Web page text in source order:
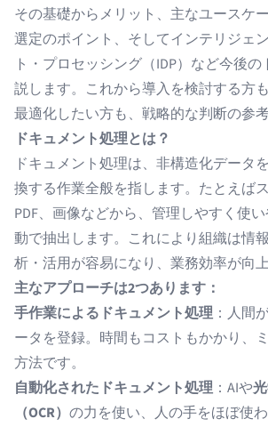
その基礎からメリット、主なユースケ
選定のポイント、そしてインテリジェ
ト・プロセッシング（IDP） など今後の
説します。これから導入を検討する方
最適化したい方も、戦略的な判断の参
ドキュメント処理とは？
ドキュメント処理は、 非構造化データ
換する作業全般を指します。たとえばス
PDF、画像などから、管理しやすく使
動で抽出します。これにより組織は情
析・活用が容易になり、業務効率が向上
主なアプローチは2つあります：
手作業によるドキュメント処理 ：人間
ータを登録。時間もコストもかかり、
方法です。
自動化されたドキュメント処理 ：AIや
（OCR） の力を使い、人の手をほぼ使